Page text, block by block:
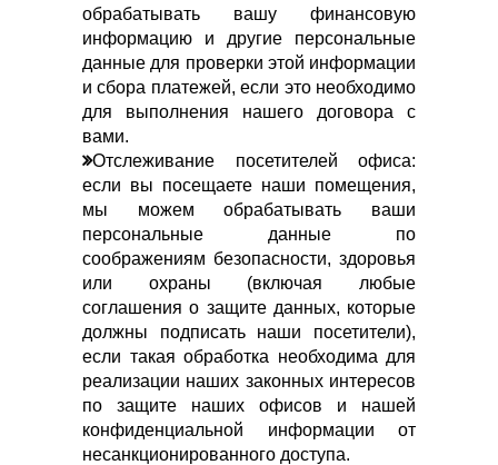
обрабатывать вашу финансовую
информацию и другие персональные
данные для проверки этой информации
и сбора платежей, если это необходимо
для выполнения нашего договора с
вами.
Отслеживание посетителей офиса:
если вы посещаете наши помещения,
мы можем обрабатывать ваши
персональные данные по
соображениям безопасности, здоровья
или охраны (включая любые
соглашения о защите данных, которые
должны подписать наши посетители),
если такая обработка необходима для
реализации наших законных интересов
по защите наших офисов и нашей
конфиденциальной информации от
несанкционированного доступа.